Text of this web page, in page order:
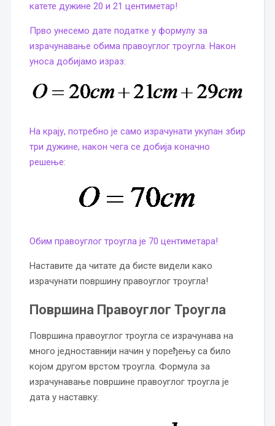
катете дужине 20 и 21 центиметар!
Прво унесемо дате податке у формулу за
израчунавање обима правоуглог троугла. Након
уноса добијамо израз:
На крају, потребно је само израчунати укупан збир
три дужине, након чега се добија коначно
решење:
Обим правоуглог троугла је 70 центиметара!
Наставите да читате да бисте видели како
израчунати површину правоуглог троугла!
Површина Правоуглог Троугла
Површина правоуглог троугла се израчунава на
много једноставнији начин у поређењу са било
којом другом врстом троугла. Формула за
израчунавање површине правоуглог троугла је
дата у наставку: